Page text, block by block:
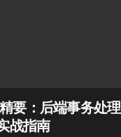
要：后端事务处理
战指南